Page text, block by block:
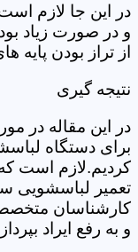
در این جا لازم
و در صورت زیاد
از تراز بودن پایه
نتیجه گیری
در این مقاله در
برای دستگاه
کردیم.لازم است
تعمیر لباسشویی
کارشناسان
و به رفع ایراد